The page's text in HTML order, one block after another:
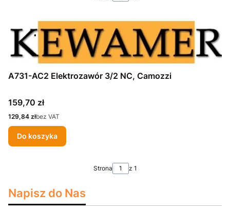
A731-AC2 Elektrozawór 3/2 NC, Camozzi
Cena
159,70 zł
Cena
129,84 złbez VAT
Do koszyka
Strona z 1
Napisz do Nas